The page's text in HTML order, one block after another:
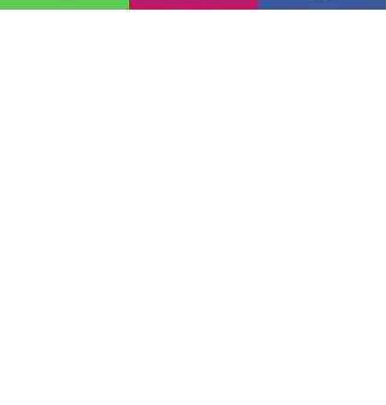
“저에게 꼭 필요한 서비스에 감